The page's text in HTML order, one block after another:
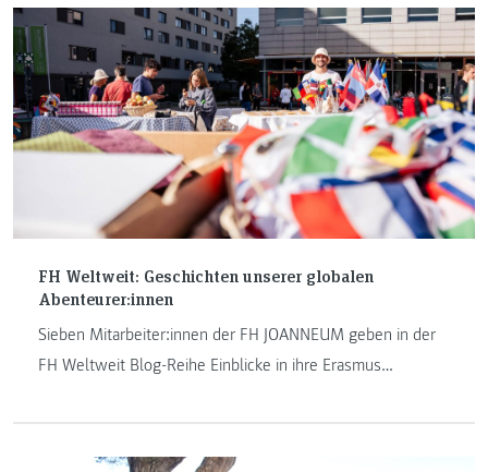
FH Weltweit: Geschichten unserer globalen
Abenteurer:innen
Sieben Mitarbeiter:innen der FH JOANNEUM geben in der
FH Weltweit Blog-Reihe Einblicke in ihre Erasmus